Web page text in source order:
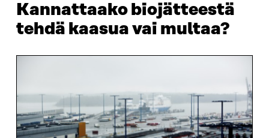
Kannattaako biojätteestä
tehdä kaasua vai multaa?